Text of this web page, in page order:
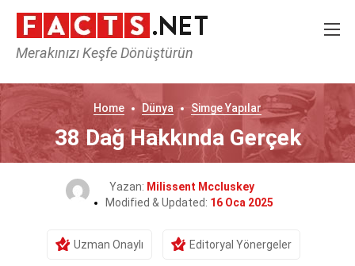
Merakınızı Keşfe Dönüştürün
Home Dünya Simge Yapılar
38 Dağ Hakkında Gerçek
Yazan: Milissent Mccluskey
Modified & Updated: 16 Oca 2025
Uzman Onaylı Editoryal Yönergeler